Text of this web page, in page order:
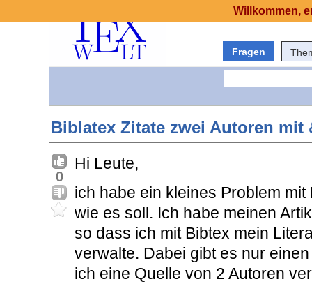
Fragen
Biblatex Zitate zwei Autoren mit
0
Hi Leute,
ich habe ein kleines Problem
wie es soll. Ich habe meinen
so dass ich mit Bibtex mein
verwalte. Dabei gibt es nur
ich eine Quelle von 2 Autoren
Willkommen,